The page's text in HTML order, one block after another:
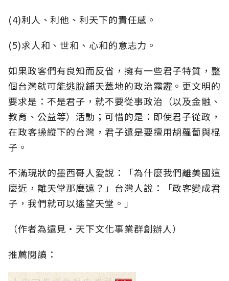
(4)利人、利他、利天下的責任感。
(5)求人和、世和、心和的意志力。
如果政客們有良知而反省，擁有一些君子特質，整
個台灣就可能逃脫鋪天蓋地的政治霧霾。更文明的
要求是：不是君子，就不要從事政治（以及金融、
教育、公益等）活動；可惜的是：即使君子從政，
在政客操縱下的台灣，君子還是要擅用胡蘿蔔與棍
子。
不滿現狀的墨西哥人愛說：「為什麼我們離美國這
麼近，離天堂那麼遠？」台灣人說：「政客變成君
子，我們就可以遙望天堂。」
（作者為遠見‧天下文化事業群創辦人）
推薦閱讀：